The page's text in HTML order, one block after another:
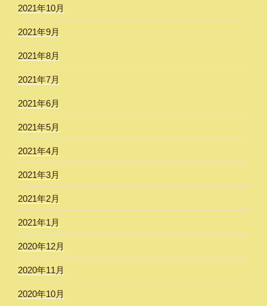
2021年10月
2021年9月
2021年8月
2021年7月
2021年6月
2021年5月
2021年4月
2021年3月
2021年2月
2021年1月
2020年12月
2020年11月
2020年10月